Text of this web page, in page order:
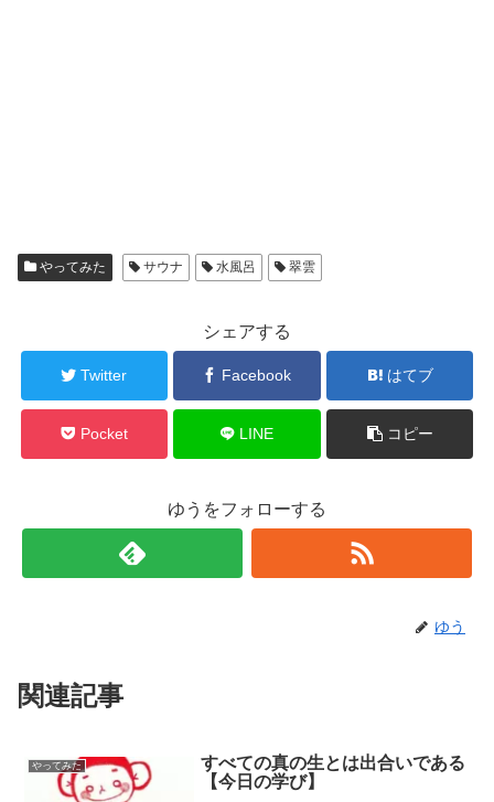
やってみた サウナ 水風呂 翠雲
シェアする
Twitter Facebook はてブ
Pocket LINE コピー
ゆうをフォローする
ゆう
関連記事
やってみた
すべての真の生とは出合いである
【今日の学び】